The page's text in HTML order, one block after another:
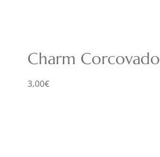
Charm Corcovado
3,00€